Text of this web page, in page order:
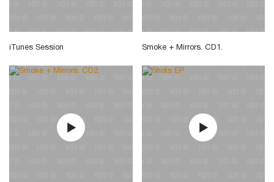
iTunes Session Smoke + Mirrors. CD1.